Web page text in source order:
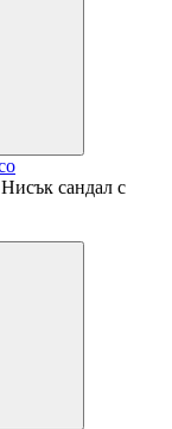
Нисък сандал с